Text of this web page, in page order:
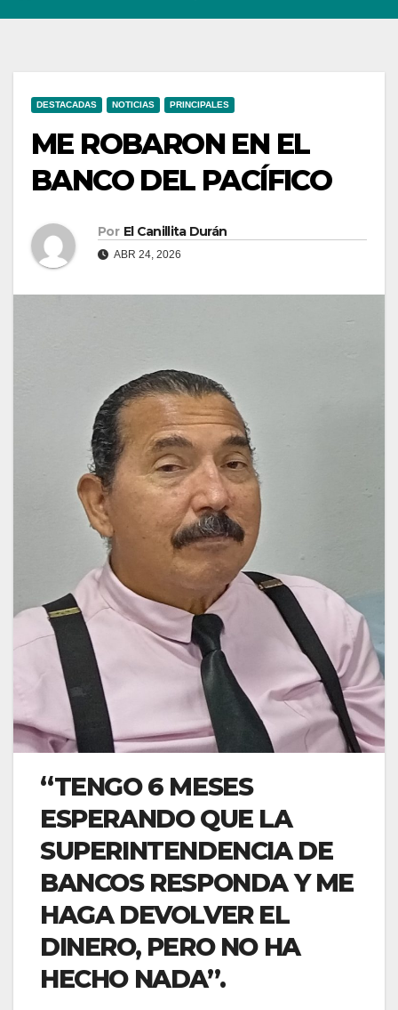
DESTACADAS NOTICIAS PRINCIPALES
ME ROBARON EN EL
BANCO DEL PACÍFICO
Por El Canillita Durán
ABR 24, 2026
“TENGO 6 MESES
ESPERANDO QUE LA
SUPERINTENDENCIA DE
BANCOS RESPONDA Y ME
HAGA DEVOLVER EL
DINERO, PERO NO HA
HECHO NADA”.